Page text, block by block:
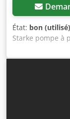
État: bon (utilisé)
Starke pompe à
Lothar Starke
Tpqspfx Afqek
Manomètre